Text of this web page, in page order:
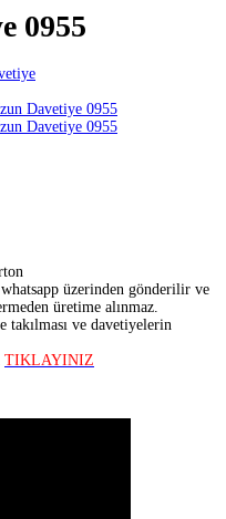
0955
üzerinden gönderilir ve
üretime alınmaz.
takılması ve davetiyelerin
TIKLAYINIZ